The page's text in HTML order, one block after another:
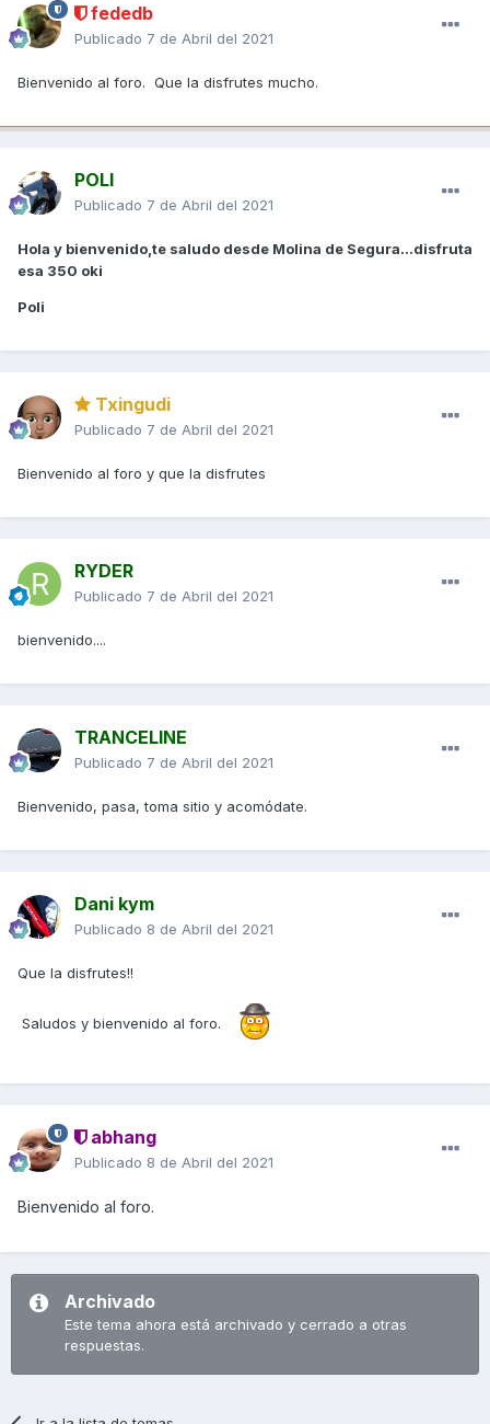
fededb
Publicado 7 de Abril del 2021
Bienvenido al foro. Que la disfrutes mucho.
POLI
Publicado 7 de Abril del 2021
Hola y bienvenido,te saludo desde Molina de Segura...disfruta
esa 350 oki
Poli
Txingudi
Publicado 7 de Abril del 2021
Bienvenido al foro y que la disfrutes
RYDER
Publicado 7 de Abril del 2021
bienvenido....
TRANCELINE
Publicado 7 de Abril del 2021
Bienvenido, pasa, toma sitio y acomódate.
Dani kym
Publicado 8 de Abril del 2021
Que la disfrutes!!
Saludos y bienvenido al foro.
abhang
Publicado 8 de Abril del 2021
Bienvenido al foro.
Archivado
Este tema ahora está archivado y cerrado a otras
respuestas.